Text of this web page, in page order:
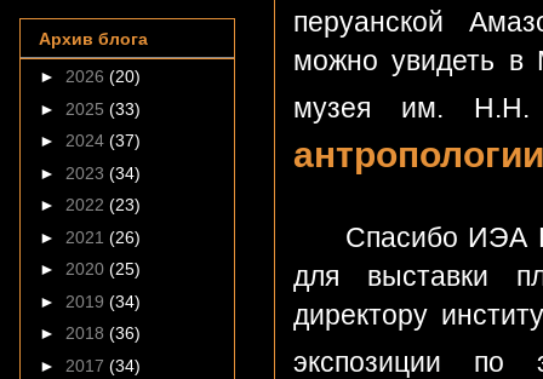
перуанской
можно увидеть в
музея им. Н.Н.
Спасибо ИЭА
для выставки
директору
экспозиции по
Архив блога
► 2026 (20)
► 2025 (33)
► 2024 (37)
► 2023 (34)
► 2022 (23)
► 2021 (26)
► 2020 (25)
► 2019 (34)
► 2018 (36)
► 2017 (34)